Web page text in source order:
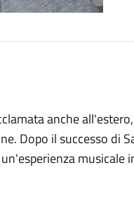
anche
Dopo il successo di
musicale